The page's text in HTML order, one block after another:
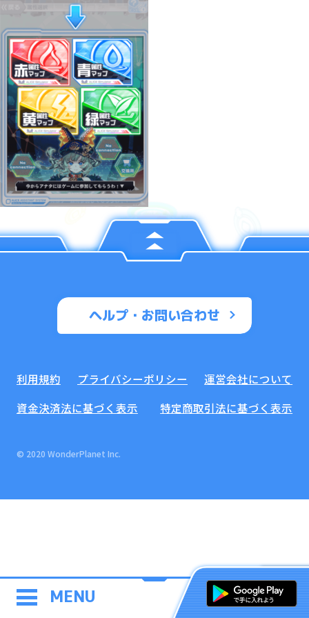
MENU
ヘルプ・お問い合わせ
利用規約 プライバシーポリシー
運営会社について
資金決済法に基づく表示
特定商取引法に基づく表示
© 2020 WonderPlanet Inc.